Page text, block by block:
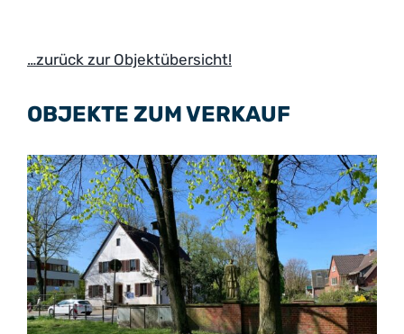
…zurück zur Objektübersicht!
OBJEKTE ZUM VERKAUF